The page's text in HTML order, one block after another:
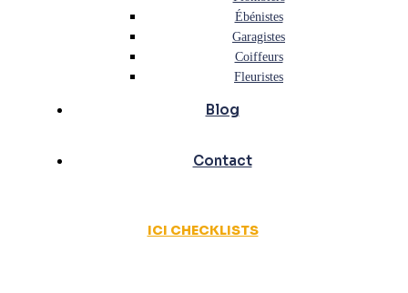
Ébénistes
Garagistes
Coiffeurs
Fleuristes
Blog
Contact
ICI CHECKLISTS